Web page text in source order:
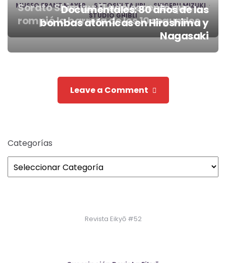
MUSEO FRANZ MAYER
SATOSHI TAJIRI
SHIGERU MIZUKI
STUDIO GHIBLI
Post
navigation
Sorato Shimizu: El adolescente que
rompió la barrera de los 10 segundos
Documentales: 80 años de las
bombas atómicas en Hiroshima y
Nagasaki
Leave a Comment
Categorías
Revista Eikyō #52